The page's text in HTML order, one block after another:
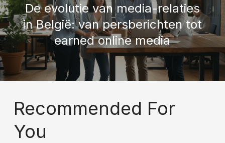
De evolutie van media-relaties
in België: van persberichten tot
earned online media
Recommended For
You